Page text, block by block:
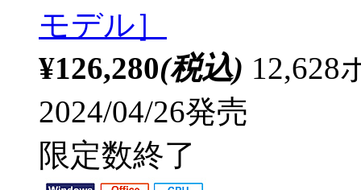
モデル］
¥126,280(税込) 12,628
2024/04/26発売
限定数終了